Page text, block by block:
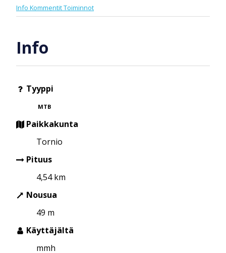
Info KommentitToiminnot
Info
Tyyppi
MTB
Paikkakunta
Tornio
Pituus
4,54 km
Nousua
49 m
Käyttäjältä
mmh